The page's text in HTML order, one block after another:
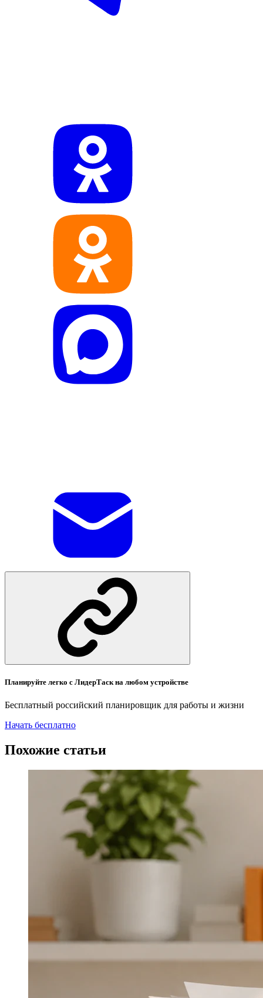
Планируйте легко с ЛидерТаск на любом устройстве
Бесплатный российский планировщик для работы и жизни
Начать бесплатно
Похожие статьи